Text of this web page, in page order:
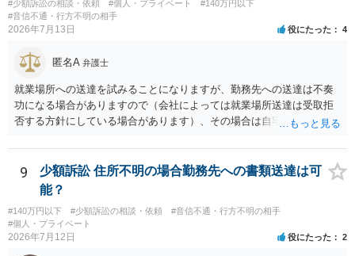
手方の主張については、和解で減額を考慮すればよいと思います。 な
お、残念ながら、「連絡も返ってこず、返済の目処も立たずで精神的
せん。
#少額訴訟の相談・依頼 #個人・プライベート
#140万円以下
#音信不通・行方不明の相手
2026年7月13日 役にたった 4
匿名A 弁護士
就業場所への送達を試みることになりますが、勤務先への送達は不奏
功になる場合がありますので（会社によっては就業場所送達は受取拒
否する方針にしている場合があります）、その場合は自宅の住所調査
9
少額訴訟 住所不明の場合勤務先への書類送達は可
能？
#140万円以下 #少額訴訟の相談・依頼
#音信不通・行方不明の相手
#個人・プライベート
2026年7月12日 役にたった 2